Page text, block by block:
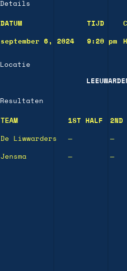
Details
DATUM TIJD
september 6, 2024 9:20 pm
Locatie
Resultaten
TEAM 1ST HALF 2ND
De Liwwarders — —
Jensma — —